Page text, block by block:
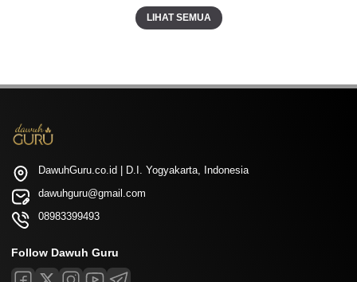
LIHAT SEMUA
DawuhGuru.co.id | D.I. Yogyakarta, Indonesia
dawuhguru@gmail.com
08983399493
Follow Dawuh Guru